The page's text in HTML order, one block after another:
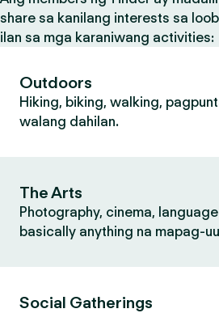
share sa kanilang interests sa
ilan sa mga karaniwang activities:
Outdoors
Hiking, biking, walking,
walang dahilan.
The Arts
Photography, cinema,
basically anything na mapag-
Social Gatherings